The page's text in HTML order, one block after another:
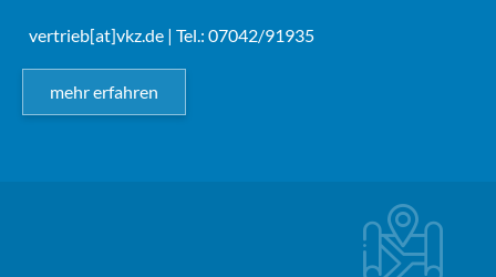
vertrieb[at]vkz.de | Tel.: 07042/91935
mehr erfahren